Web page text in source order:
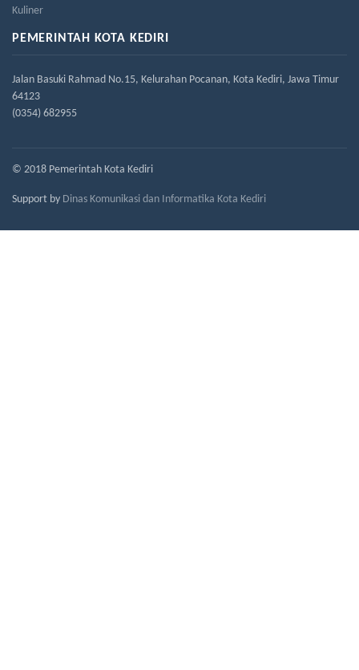
Kuliner
PEMERINTAH KOTA KEDIRI
Jalan Basuki Rahmad No.15, Kelurahan Pocanan, Kota Kediri, Jawa Timur
64123
(0354) 682955
© 2018 Pemerintah Kota Kediri
Support by Dinas Komunikasi dan Informatika Kota Kediri